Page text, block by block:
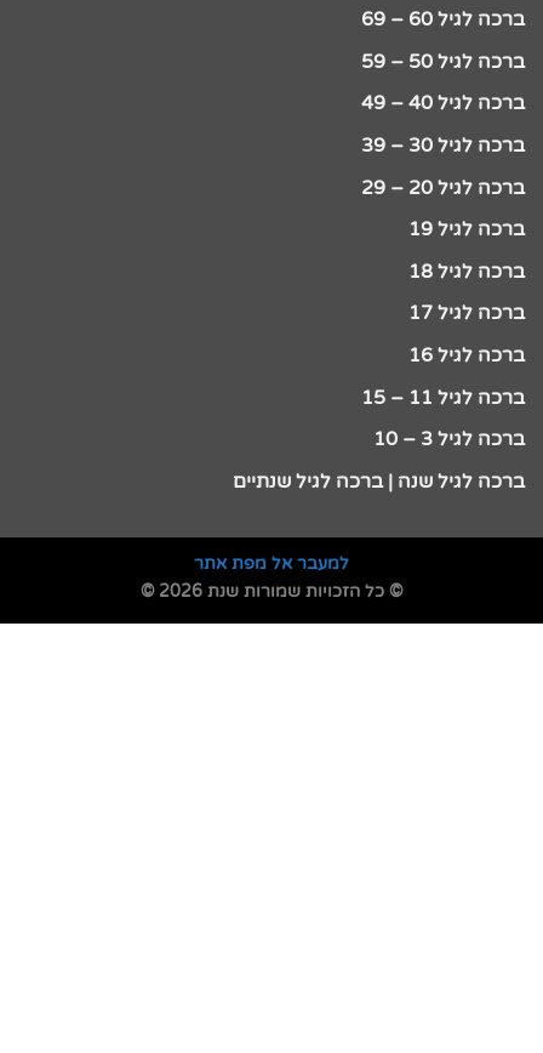
ברכה לגיל 60 – 69
ברכה לגיל 50 – 59
ברכה לגיל 40 – 49
ברכה לגיל 30 – 39
ברכה לגיל 20 – 29
ברכה לגיל 19
ברכה לגיל 18
ברכה לגיל 17
ברכה לגיל 16
ברכה לגיל 11 – 15
ברכה לגיל 3 – 10
ברכה לגיל שנה | ברכה לגיל שנתיים
למעבר אל מפת אתר
© כל הזכויות שמורות שנת 2026 ©